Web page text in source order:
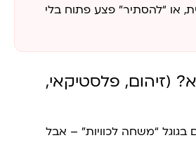
או “להסתיר” פצע פתוח בלי
(זיהום, פלסטיקאי,
“משחה לכוויות” – אבל